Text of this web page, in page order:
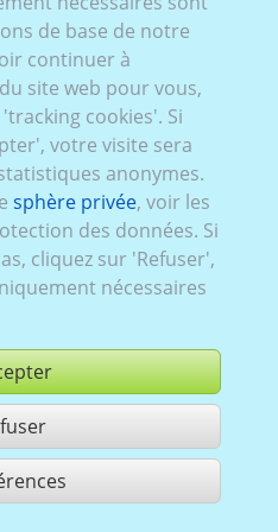
G7
de base de notre
continuer à
site web pour vous,
cookies'. Si
votre visite sera
anonymes.
sphère privée, voir les
des données. Si
cliquez sur 'Refuser',
nécessaires